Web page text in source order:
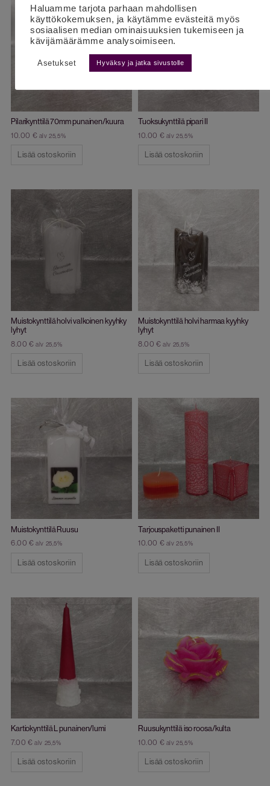
Pilarikynttilä 70mm punainen/kuura
10.00 € alv 25,5%
Lisää ostoskoriin
Tuoksukynttilä pipari II
10.00 € alv 25,5%
Lisää ostoskoriin
Muistokynttilä holvi valkoinen kyyhky
lyhyt
8.00 € alv 25,5%
Lisää ostoskoriin
Muistokynttilä holvi harmaa kyyhky
lyhyt
8.00 € alv 25,5%
Lisää ostoskoriin
Muistokynttilä Ruusu
6.00 € alv 25,5%
Lisää ostoskoriin
Tarjouspaketti punainen II
10.00 € alv 25,5%
Lisää ostoskoriin
Kartiokynttilä L punainen/lumi
7.00 € alv 25,5%
Lisää ostoskoriin
Ruusukynttilä iso roosa/kulta
10.00 € alv 25,5%
Lisää ostoskoriin
Haluamme tarjota parhaan mahdollisen
käyttökokemuksen, ja käytämme evästeitä myös
sosiaalisen median ominaisuuksien tukemiseen ja
kävijämäärämme analysoimiseen.
Asetukset Hyväksy ja jatka sivustolle